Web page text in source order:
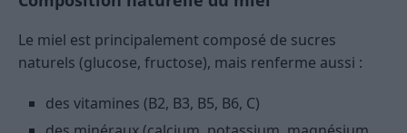
Le miel est principalement composé de sucres
naturels (glucose, fructose), mais renferme aussi :
des vitamines (B2, B3, B5, B6, C)